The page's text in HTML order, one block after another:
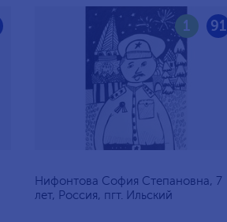
91
1
Нифонтова София Степановна, 7
лет, Россия, пгт. Ильский